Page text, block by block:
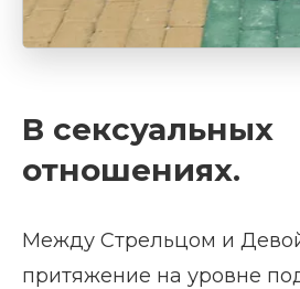
В сексуальных
отношениях.
Между Стрельцом и
притяжение на уровне